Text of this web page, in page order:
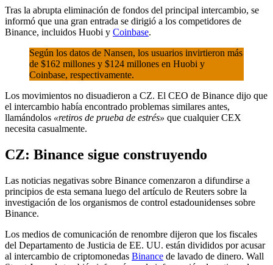
Tras la abrupta eliminación de fondos del principal intercambio, se
informó que una gran entrada se dirigió a los competidores de
Binance, incluidos Huobi y Coinbase.
Según los datos de Nansen, los usuarios invirtieron más
de $162 millones y $124 millones en Huobi y
Coinbase, respectivamente.
Los movimientos no disuadieron a CZ. El CEO de Binance dijo que
el intercambio había encontrado problemas similares antes,
llamándolos «retiros de prueba de estrés» que cualquier CEX
necesita casualmente.
CZ: Binance sigue construyendo
Las noticias negativas sobre Binance comenzaron a difundirse a
principios de esta semana luego del artículo de Reuters sobre la
investigación de los organismos de control estadounidenses sobre
Binance.
Los medios de comunicación de renombre dijeron que los fiscales
del Departamento de Justicia de EE. UU. están divididos por acusar
al intercambio de criptomonedas Binance de lavado de dinero. Wall